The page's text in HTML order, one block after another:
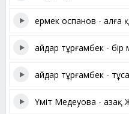
ермек оспанов - алға
айдар тұрғамбек - бір
айдар тұрғамбек -
Үміт Медеуова - Қазақ